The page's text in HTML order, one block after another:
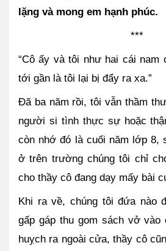
lặng và mong em hạnh phúc.
***
“Cô ấy và tôi như hai cái nam
tới gần là tôi lại bị đẩy ra xa.”
Đã ba năm rồi, tôi vẫn thầm
người si tình thực sự hoặc
còn nhớ đó là cuối năm lớp 8,
ở trên trường chúng tôi chỉ
cho thầy cô đang dạy mấy bài
Khi ra về, chúng tôi đứa nào
gấp gáp thu gom sách vở vào
huỵch ra ngoài cửa, thầy cô